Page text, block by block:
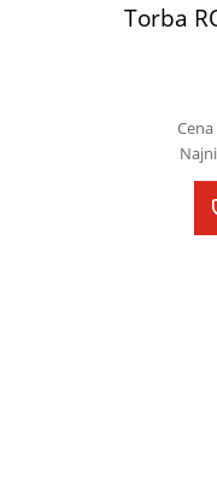
Torba